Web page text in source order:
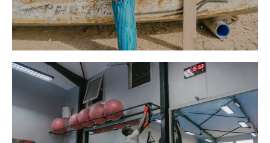
Le Monde News Senegal